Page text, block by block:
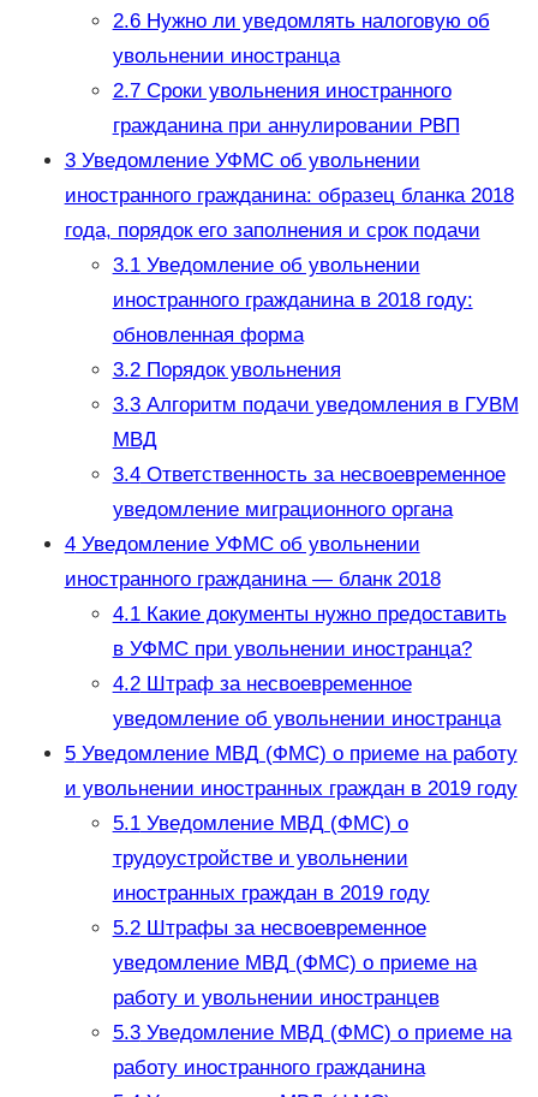
2.6Нужно ли уведомлять налоговую об
увольнении иностранца
2.7Сроки увольнения иностранного
гражданина при аннулировании РВП
3Уведомление УФМС об увольнении
иностранного гражданина: образец бланка 2018
года, порядок его заполнения и срок подачи
3.1Уведомление об увольнении
иностранного гражданина в 2018 году:
обновленная форма
3.2Порядок увольнения
3.3Алгоритм подачи уведомления в ГУВМ
МВД
3.4Ответственность за несвоевременное
уведомление миграционного органа
4Уведомление УФМС об увольнении
иностранного гражданина — бланк 2018
4.1Какие документы нужно предоставить
в УФМС при увольнении иностранца?
4.2Штраф за несвоевременное
уведомление об увольнении иностранца
5Уведомление МВД (ФМС) о приеме на работу
и увольнении иностранных граждан в 2019 году
5.1Уведомление МВД (ФМС) о
трудоустройстве и увольнении
иностранных граждан в 2019 году
5.2Штрафы за несвоевременное
уведомление МВД (ФМС) о приеме на
работу и увольнении иностранцев
5.3Уведомление МВД (ФМС) о приеме на
работу иностранного гражданина